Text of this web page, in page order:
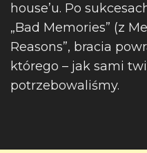
house’u. Po
„Bad Memories” (z
Reasons”, bracia
którego – jak sami
potrzebowaliśmy.